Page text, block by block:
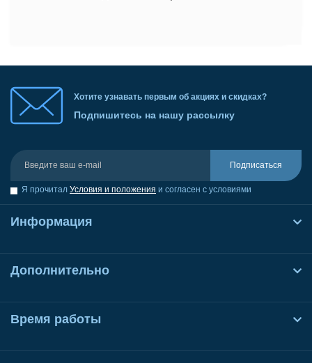
Хотите узнавать первым об акциях и скидках?
Подпишитесь на нашу рассылку
Подписаться
Я прочитал Условия и положения и согласен с условиями
Информация
Дополнительно
Время работы